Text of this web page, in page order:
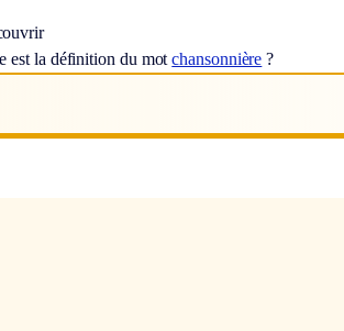
est la définition du motchansonnière ?